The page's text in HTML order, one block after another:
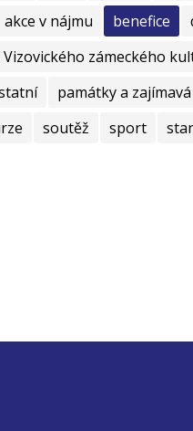
akce v nájmu benefice
zámeckého
památky a
soutěž sport